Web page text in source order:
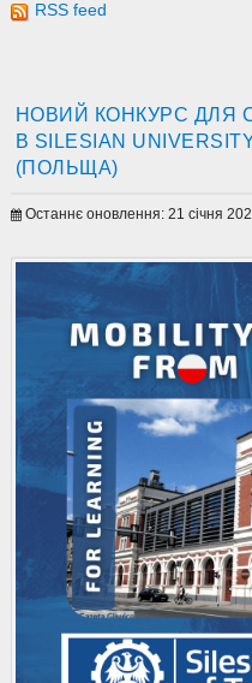
RSS feed
НОВИЙ КОНКУРС ДЛЯ
В SILESIAN
(ПОЛЬЩА)
Останнє оновлення: 21 січня